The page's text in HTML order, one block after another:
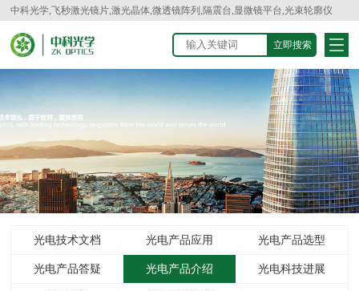
中科光学,飞秒激光镜片,激光晶体,微透镜阵列,隔震台,显微镜平台,光束轮廓仪
光电技术文档 光电产品应用 光电产品选型
光电产品答疑 光电产品介绍 光电科技进展